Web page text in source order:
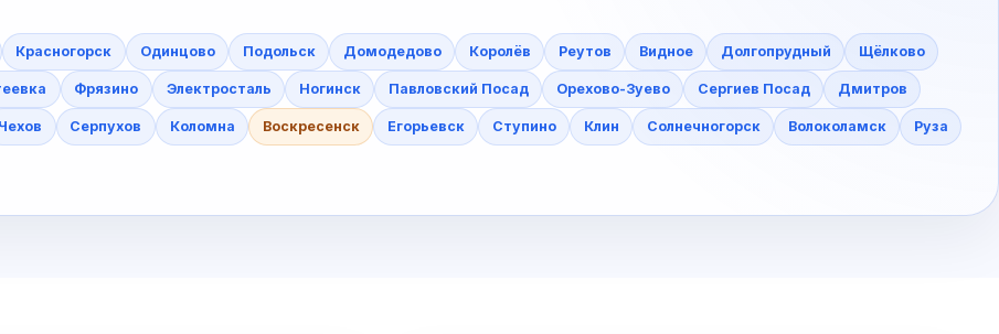
Красногорск Одинцово Подольск Домодедово Королёв Реутов Видное Долгопрудный Щёлково
Фрязино Электросталь Ногинск Павловский Посад Орехово-Зуево Сергиев Посад Дмитров
Чехов Серпухов Коломна Воскресенск Егорьевск Ступино Клин Солнечногорск Волоколамск Руза